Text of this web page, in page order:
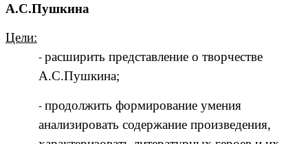
А.С.Пушкина
Цели:
расширить представление о творчестве
А.С.Пушкина;
продолжить формирование умения
анализировать содержание произведения,